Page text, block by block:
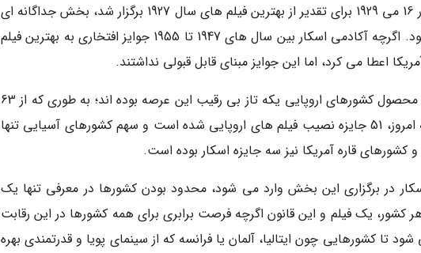
زمانیکه اولین مراسم اعطای جوایز اسکار در 16 می 1929 برای تقدیر از بهترین فیلم های سال 1927 برگزار شد، بخش جداگانه ای
برای فیلم های غیرانگلیسی تعریف نشده بود. اگرچه آکادمی اسکار بین سال های 1947 تا 1955 جوایز افتخاری به بهترین فیلم
اعطا می کرد، اما این جوایز مبنای قابل قبولی نداشتند.
در سال های برگزاری این جایزه، فیلم های محصول کشورهای اروپایی یکه تاز بی رقیب این عرصه بوده اند؛ به طوری که از 63
جایزه بهترین فیلم غیرانگلیسی اسکار تا به امروز، 51 جایزه نصیب فیلم های اروپایی شده است و سهم کشورهای آسیایی تنها
قاره آمریکا نیز سه جایزه اسکار بوده است.
در برگزاری این بخش وارد می شود، محدود بودن کشورها در معرفی تنها یک
کشور، یک فیلم و این قانون اگرچه فرصت برابری برای همه کشورها در این رقابت
تا کشورهایی چون ایتالیا، آلمان یا فرانسه که از سینمای پویا و قدرتمندی بهره